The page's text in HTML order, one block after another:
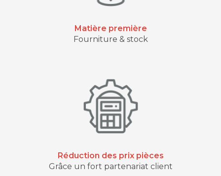
Matière première
Fourniture & stock
Réduction des prix pièces
Grâce un fort partenariat client